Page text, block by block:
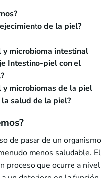
de la piel?
y microbioma intestinal
Intestino-piel con el
y microbiomas de la piel
la salud de la piel?
de pasar de un organismo
menos saludable. El
proceso que ocurre a nivel